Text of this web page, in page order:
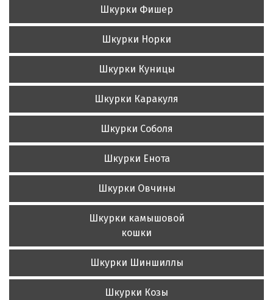
Шкурки Фишер
Шкурки Норки
Шкурки Куницы
Шкурки Каракуля
Шкурки Соболя
Шкурки Енота
Шкурки Овчины
Шкурки камышовой
кошки
Шкурки Шиншиллы
Шкурки Козы